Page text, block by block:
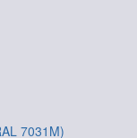
7031M)